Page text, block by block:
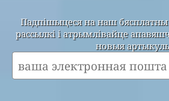
Падпішыцеся на наш
рассылкі і атрымлівайце
новыя